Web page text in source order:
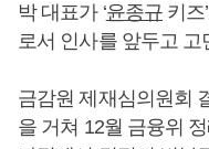
박 대표가 ‘윤종규 키즈
로서 인사를 앞두고
금감원 제재심의원회
을 거쳐 12월 금융위